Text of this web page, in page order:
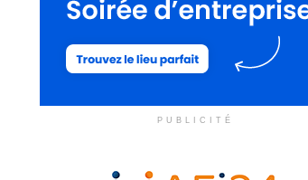
PUBLICITÉ